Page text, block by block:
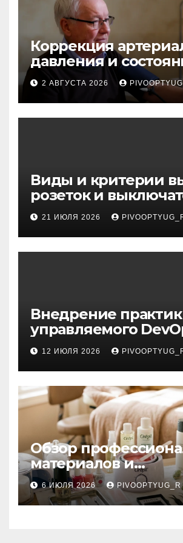
Коррекция
давления и
сосудов в
инсульта
2 АВГУСТА 2026
Виды и критерии
розеток и
21 ИЮЛЯ 2026
Внедрение практик
управляемого
корпоративную ИТ-
инфраструктуру
12 ИЮЛЯ 2026
Обзор
материалов и
инструментов для
маникюра,
наращивания
6 ИЮЛЯ 2026 PIVOOPTYUG_R